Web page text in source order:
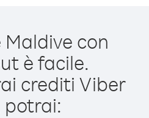
con
è facile.
crediti Viber
potrai: